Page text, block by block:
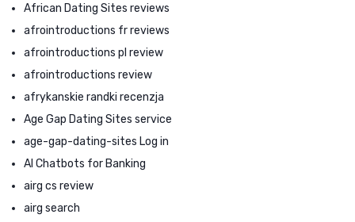
African Dating Sites reviews
afrointroductions fr reviews
afrointroductions pl review
afrointroductions review
afrykanskie randki recenzja
Age Gap Dating Sites service
age-gap-dating-sites Log in
AI Chatbots for Banking
airg cs review
airg search